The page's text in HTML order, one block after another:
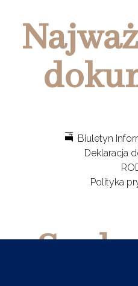
Biuletyn
Deklaracja
Polityka